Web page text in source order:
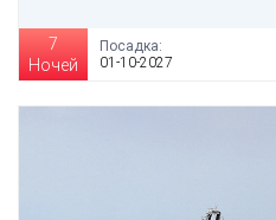
7
Ночей
Посадка:
01-10-2027